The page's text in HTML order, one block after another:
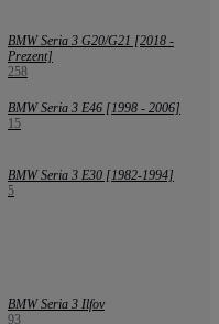
BMW Seria 3 G20/G21 [2018 -
Prezent]
258
BMW Seria 3 E46 [1998 - 2006]
15
BMW Seria 3 E30 [1982-1994]
5
BMW Seria 3 Ilfov
93